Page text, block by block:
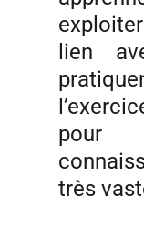
lien
pour
très